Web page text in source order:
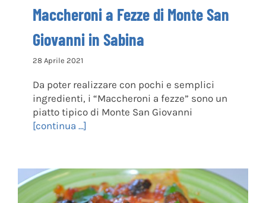
Maccheroni a Fezze di Monte San
Giovanni in Sabina
28 Aprile 2021
Da poter realizzare con pochi e semplici
ingredienti, i “Maccheroni a fezze” sono un
piatto tipico di Monte San Giovanni
[continua ...]